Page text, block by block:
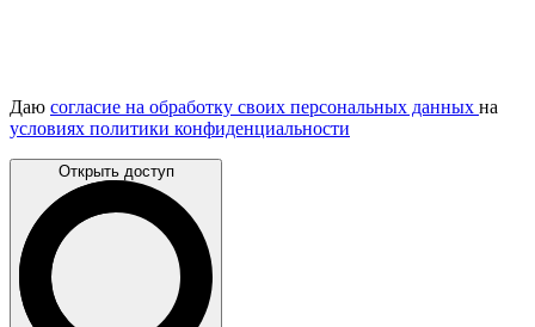
Даю согласие на обработку своих персональных данных на
условиях политики конфиденциальности
Открыть доступ